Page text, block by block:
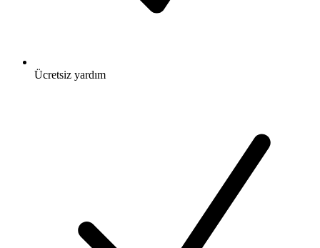
Ücretsiz yardım